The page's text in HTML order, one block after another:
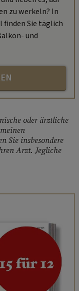
zu werkeln? In
finden Sie täglich
und
oder ärztliche
Sie insbesondere
Arzt. Jegliche